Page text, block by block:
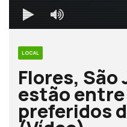
LOCAL
Flores, São
estão
preferidos